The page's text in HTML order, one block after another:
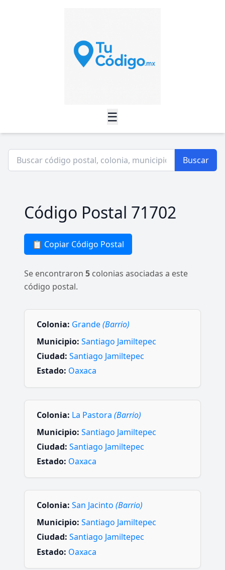
☰
Buscar
Código Postal 71702
📋 Copiar Código Postal
Se encontraron 5 colonias asociadas a este
código postal.
Colonia: Grande(Barrio)
Municipio: Santiago Jamiltepec
Ciudad: Santiago Jamiltepec
Estado: Oaxaca
Colonia: La Pastora (Barrio)
Municipio: Santiago Jamiltepec
Ciudad: Santiago Jamiltepec
Estado: Oaxaca
Colonia: San Jacinto (Barrio)
Municipio: Santiago Jamiltepec
Ciudad: Santiago Jamiltepec
Estado: Oaxaca